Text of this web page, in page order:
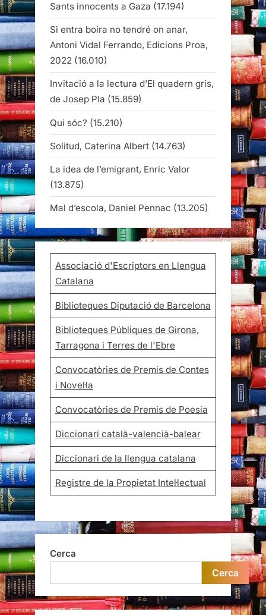
Sants innocents a Gaza (17.194)
Si entra boira no tendré on anar,
Antoni Vidal Ferrando, Edicions Proa,
2022 (16.010)
Invitació a la lectura d’El quadern gris,
de Josep Pla (15.859)
Qui sóc? (15.210)
Solitud, Caterina Albert (14.763)
La idea de l’emigrant, Enric Valor
(13.875)
Mal d’escola, Daniel Pennac (13.205)
Associació d'Escriptors en Llengua
Catalana
Biblioteques Diputació de Barcelona
Biblioteques Públiques de Girona,
Tarragona i Terres de l'Ebre
Convocatòries de Premis de Contes
i Novel·la
Convocatòries de Premis de Poesia
Diccionari català-valencià-balear
Diccionari de la llengua catalana
Registre de la Propietat Intel·lectual
Cerca
Cerca